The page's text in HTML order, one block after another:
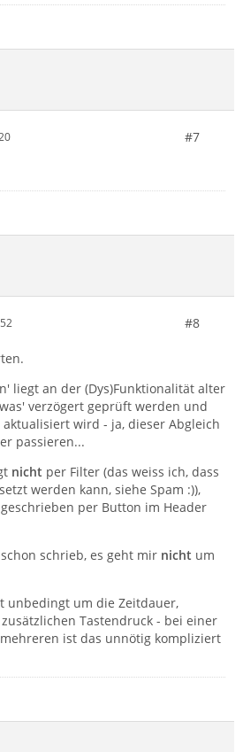
#7
#8
liegt an der (Dys)Funktionalität alter
verzögert geprüft werden und
aktualisiert wird - ja, dieser Abgleich
passieren...
nicht per Filter (das weiss ich, dass
werden kann, siehe Spam :)),
per Button im Header
schrieb, es geht mir nicht um
unbedingt um die Zeitdauer,
Tastendruck - bei einer
ist das unnötig kompliziert